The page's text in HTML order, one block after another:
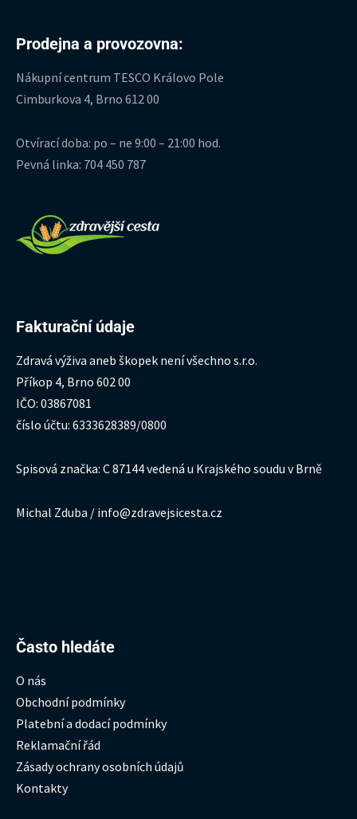
Prodejna a provozovna:
Nákupní centrum TESCO Královo Pole
Cimburkova 4, Brno 612 00
Otvírací doba: po – ne 9:00 – 21:00 hod.
Pevná linka: 704 450 787
Fakturační údaje
Zdravá výživa aneb škopek není všechno s.r.o.
Příkop 4, Brno 602 00
IČO: 03867081
číslo účtu: 6333628389/0800
Spisová značka: C 87144 vedená u Krajského soudu v Brně
Michal Zduba / info@zdravejsicesta.cz
Často hledáte
O nás
Obchodní podmínky
Platební a dodací podmínky
Reklamační řád
Zásady ochrany osobních údajů
Kontakty
Hledat: